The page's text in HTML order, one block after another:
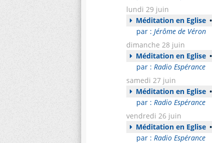
lundi 29 juin
Méditation en Eglise •
par : Jérôme de Véron
dimanche 28 juin
Méditation en Eglise •
par : Radio Espérance
samedi 27 juin
Méditation en Eglise •
par : Radio Espérance
vendredi 26 juin
Méditation en Eglise •
par : Radio Espérance